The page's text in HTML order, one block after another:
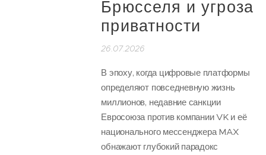
Брюсселя и угроза
приватности
26.07.2026
В эпоху, когда цифровые платформы
определяют повседневную жизнь
миллионов, недавние санкции
Евросоюза против компании VK и её
национального мессенджера MAX
обнажают глубокий парадокс